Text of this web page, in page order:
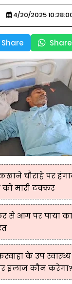
4/20/2025
Share Share
चौराहे पर
को मारी टक्कर
से आग पर पाया
के उप स्वास्थ्य
इलाज कौन करेगा?